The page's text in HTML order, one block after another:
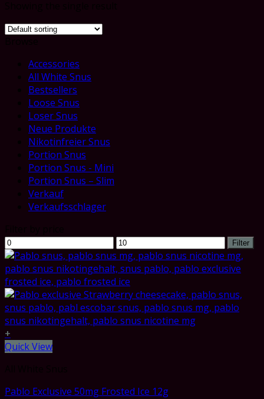
Accessories
All White Snus
Bestsellers
Loose Snus
Loser Snus
Neue Produkte
Nikotinfreier Snus
Portion Snus
Portion Snus - Mini
Portion Snus – Slim
Verkauf
Verkaufsschlager
Min
price
Max
price
Filter
+
Quick View
Pablo Exclusive 50mg Frosted Ice 12g